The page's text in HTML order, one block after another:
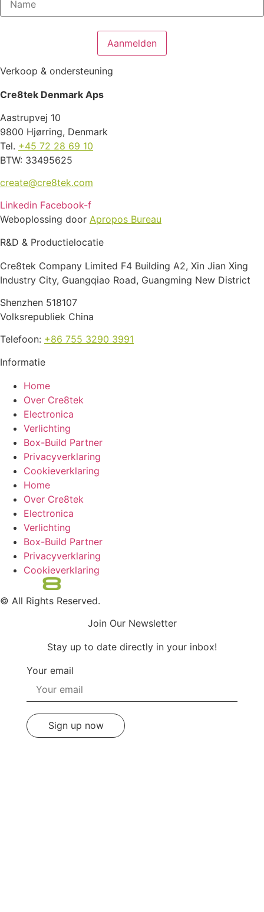
Verkoop & ondersteuning
Cre8tek Denmark Aps
Aastrupvej 10
9800 Hjørring, Denmark
Tel. +45 72 28 69 10
BTW: 33495625
create@cre8tek.com
Linkedin Facebook-f
Weboplossing door Apropos Bureau
R&D & Productielocatie
Cre8tek Company Limited F4 Building A2, Xin Jian Xing
Industry City, Guangqiao Road, Guangming New District
Shenzhen 518107
Volksrepubliek China
Telefoon: +86 755 3290 3991
Informatie
Home
Over Cre8tek
Electronica
Verlichting
Box-Build Partner
Privacyverklaring
Cookieverklaring
Home
Over Cre8tek
Electronica
Verlichting
Box-Build Partner
Privacyverklaring
Cookieverklaring
© All Rights Reserved.
Join Our Newsletter
Stay up to date directly in your inbox!
Your email
Sign up now